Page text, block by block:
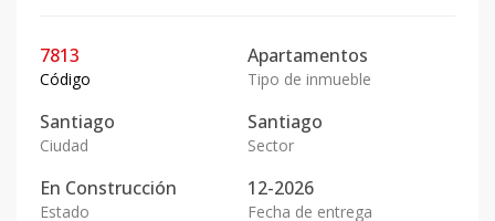
7813
Código
Apartamentos
Tipo de inmueble
Santiago
Ciudad
Santiago
Sector
En Construcción
Estado
12-2026
Fecha de entrega